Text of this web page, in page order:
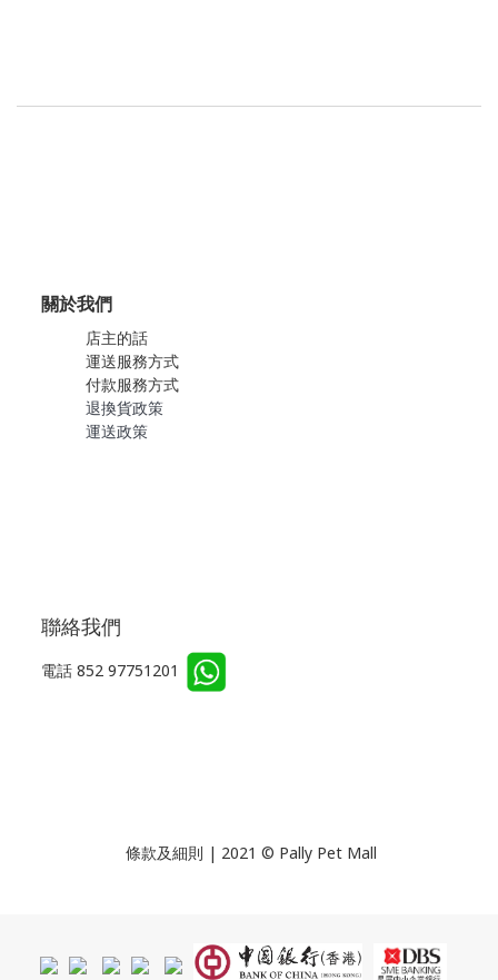
關於我們
店主的話
運送服務方式
付款服務方式
退換貨政策
運送政策
聯絡我們
電話 852 97751201
條款及細則 | 2021 © Pally Pet Mall